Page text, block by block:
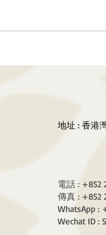
地址 : 香港
電話 : +852
傳真 : +852
WhatsApp :
Wechat ID :